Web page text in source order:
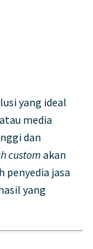
yang ideal
media
dan
customakan
penyedia jasa
yang